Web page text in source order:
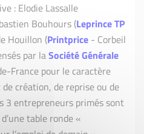
: Elodie Lassalle
Bouhours (Leprince TP
Houillon (Printprice - Corbeil
par laSociété Générale
France pour le caractère
création, de reprise ou de
3 entrepreneurs primés sont
table ronde «